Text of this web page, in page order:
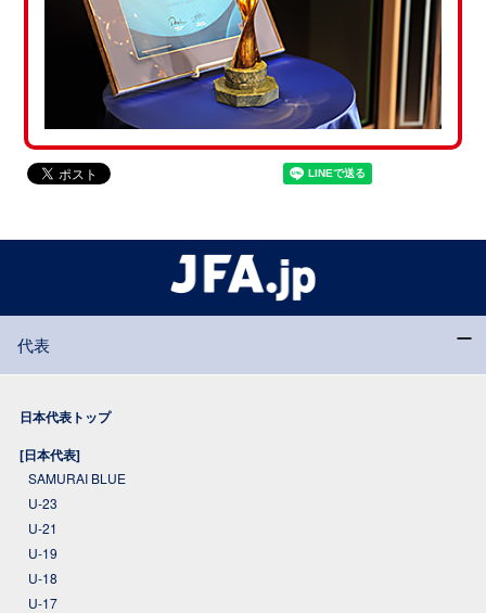
代表
日本代表トップ
[日本代表]
SAMURAI BLUE
U-23
U-21
U-19
U-18
U-17